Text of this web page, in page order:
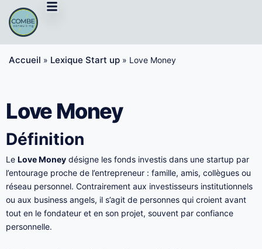
Aller
au
contenu
Accueil » Lexique Start up » Love Money
Love Money
Définition
Le Love Money désigne les fonds investis dans une startup par
l’entourage proche de l’entrepreneur : famille, amis, collègues ou
réseau personnel. Contrairement aux investisseurs institutionnels
ou aux business angels, il s’agit de personnes qui croient avant
tout en le fondateur et en son projet, souvent par confiance
personnelle.